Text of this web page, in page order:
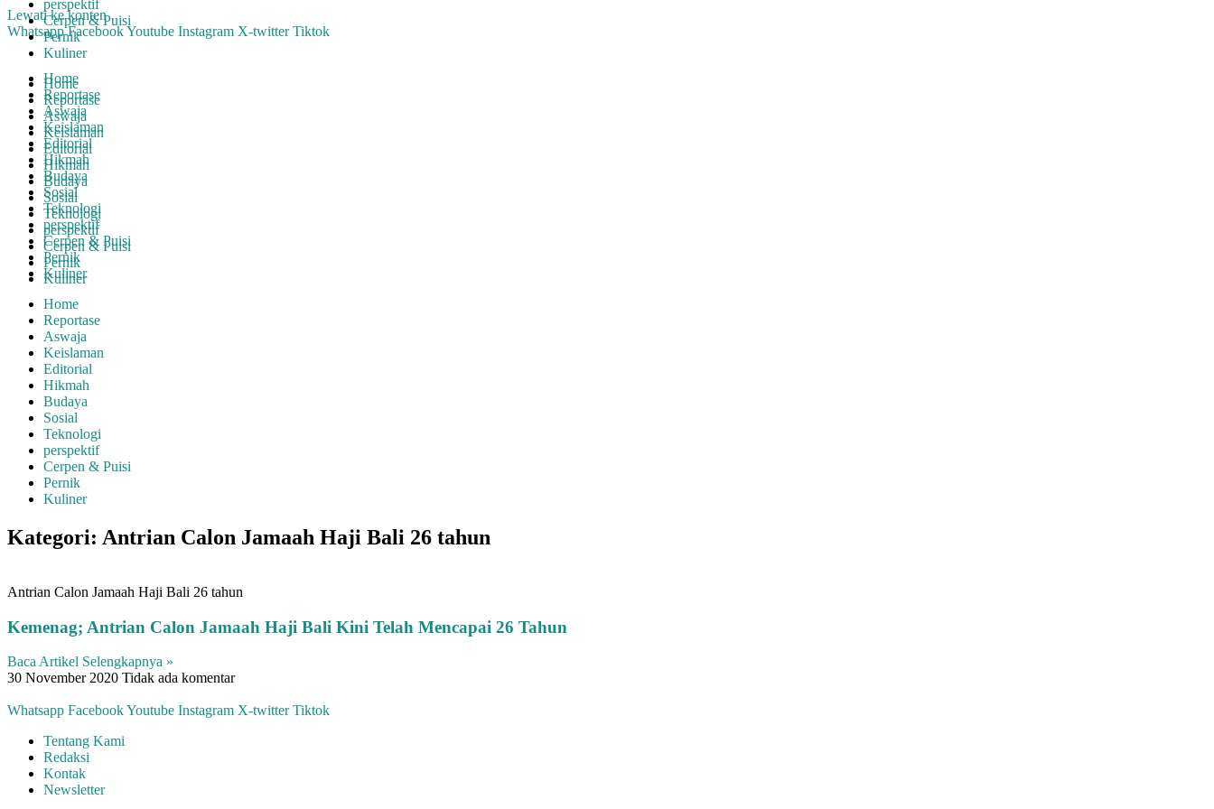
Lewati ke konten
Whatsapp FacebookYoutube Instagram X-twitter Tiktok
Home
Reportase
Aswaja
Keislaman
Editorial
Hikmah
Budaya
Sosial
Teknologi
perspektif
Cerpen & Puisi
Pernik
Kuliner
Home
Reportase
Aswaja
Keislaman
Editorial
Hikmah
Budaya
Sosial
Teknologi
perspektif
Cerpen & Puisi
Pernik
Kuliner
perspektif
Cerpen & Puisi
Pernik
Kuliner
Home
Reportase
Aswaja
Keislaman
Editorial
Hikmah
Budaya
Sosial
Teknologi
perspektif
Cerpen & Puisi
Pernik
Kuliner
Kategori: Antrian Calon Jamaah Haji Bali 26 tahun
Antrian Calon Jamaah Haji Bali 26 tahun
Kemenag; Antrian Calon Jamaah Haji Bali Kini Telah Mencapai 26 Tahun
Baca Artikel Selengkapnya »
30 November 2020 Tidak ada komentar
Whatsapp FacebookYoutube Instagram X-twitter Tiktok
Tentang Kami
Redaksi
Kontak
Newsletter